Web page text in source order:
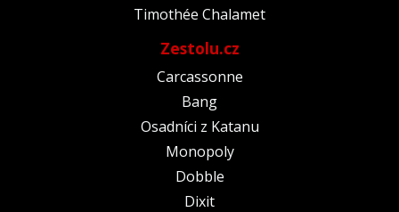
Timothée Chalamet
Zestolu.cz
Carcassonne
Bang
Osadníci z Katanu
Monopoly
Dobble
Dixit